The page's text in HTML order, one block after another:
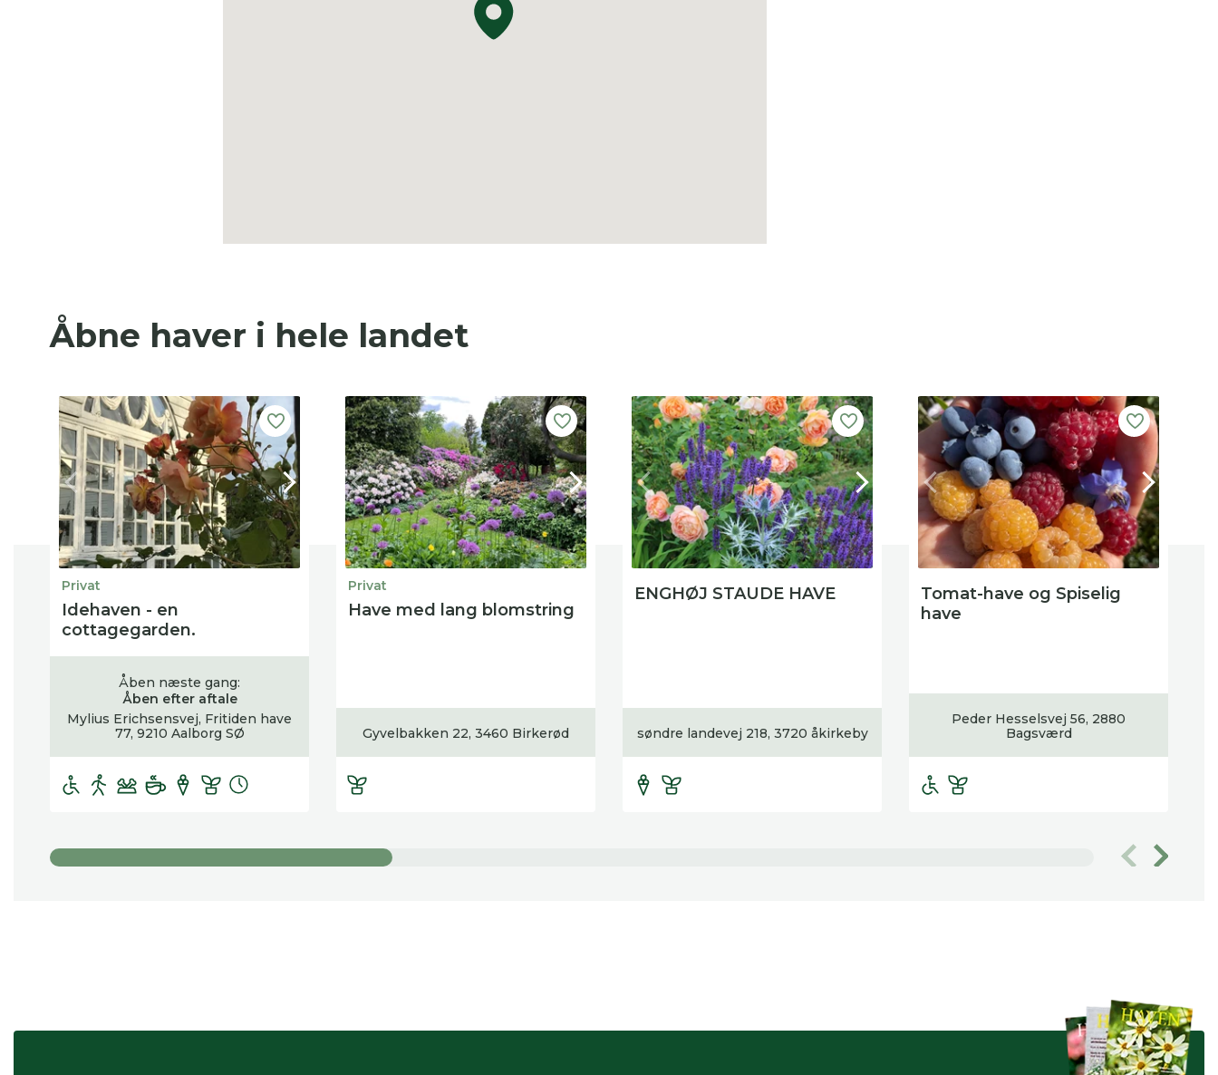
Åbne haver i hele landet
Privat
Idehaven - en
cottagegarden.
Åben næste gang:
Åben efter aftale
Mylius Erichsensvej, Fritiden have
77, 9210 Aalborg SØ
Privat
Have med lang blomstring
Gyvelbakken 22, 3460 Birkerød
ENGHØJ STAUDE HAVE
søndre landevej 218, 3720 åkirkeby
Tomat-have og Spiselig
have
Peder Hesselsvej 56, 2880
Bagsværd